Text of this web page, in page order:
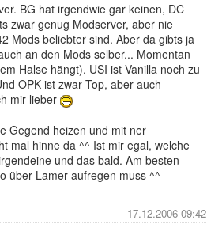
BG hat irgendwie gar keinen, DC
zwar genug Modserver, aber nie
Mods beliebter sind. Aber da gibts ja
an den Mods selber... Momentan
Halse hängt). USI ist Vanilla noch zu
OPK ist zwar Top, aber auch
mir lieber
Gegend heizen und mit ner
mal hinne da ^^ Ist mir egal, welche
und das bald. Am besten
über Lamer aufregen muss ^^
17.12.2006 09:42